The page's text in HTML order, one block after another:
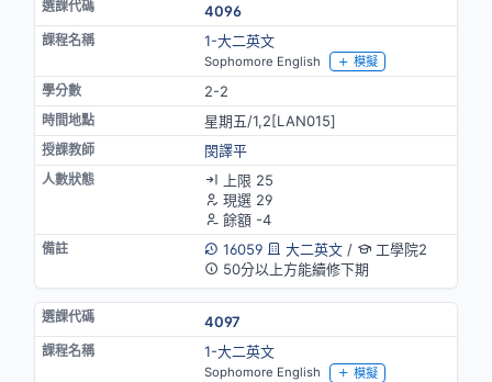
4096
1-大二英文
Sophomore English 模擬
2-2
星期五/1,2[LAN015]
閔譯平
上限 25
現選 29
餘額 -4
16059
大二英文/
工學院2
50分以上方能續修下期
4097
1-大二英文
Sophomore English 模擬